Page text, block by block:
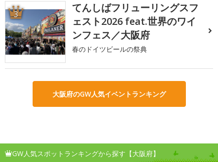
3
てんしばフリューリングスフ
ェスト2026 feat.世界のワイ
ンフェス／大阪府
春のドイツビールの祭典
大阪府のGW人気イベントランキング
GW人気スポットランキングから探す【大阪府】